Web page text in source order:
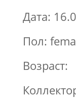
Дата:
Пол:
Возраст: